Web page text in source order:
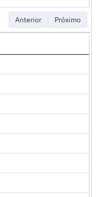
Anterior Próximo